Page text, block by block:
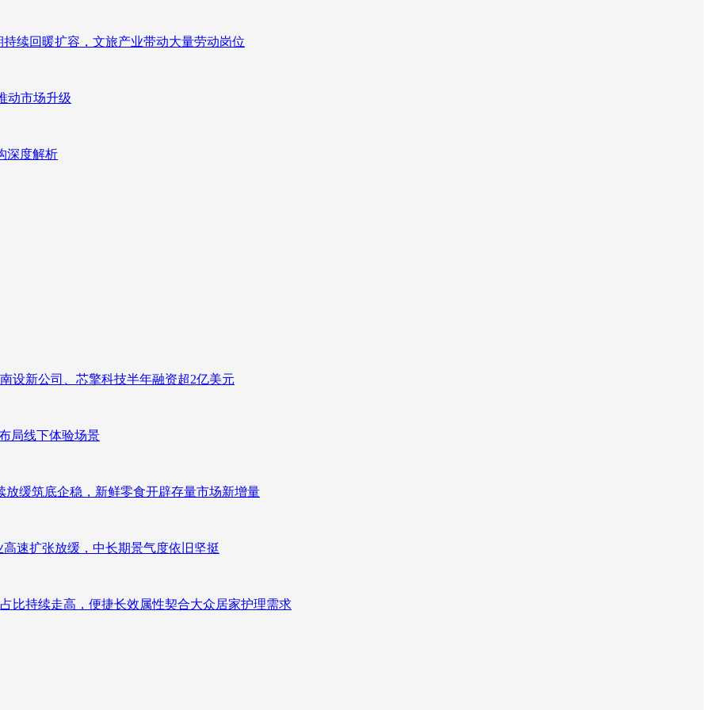
续回暖扩容，文旅产业带动大量劳动岗位
动市场升级
深度解析
设新公司、芯擎科技半年融资超2亿美元
局线下体验场景
缓筑底企稳，新鲜零食开辟存量市场新增量
速扩张放缓，中长期景气度依旧坚挺
比持续走高，便捷长效属性契合大众居家护理需求